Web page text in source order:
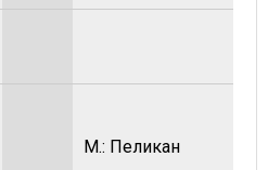
М.: Пеликан